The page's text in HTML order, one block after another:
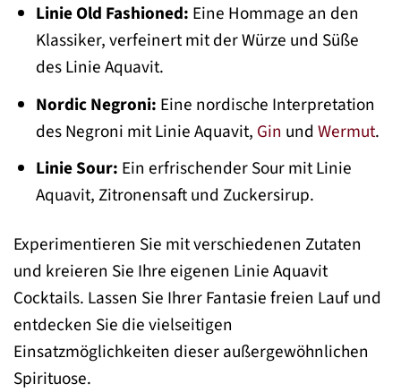
Linie Old Fashioned: Eine Hommage an den
Klassiker, verfeinert mit der Würze und Süße
des Linie Aquavit.
Nordic Negroni: Eine nordische Interpretation
des Negroni mit Linie Aquavit, Gin und Wermut.
Linie Sour: Ein erfrischender Sour mit Linie
Aquavit, Zitronensaft und Zuckersirup.
Experimentieren Sie mit verschiedenen Zutaten
und kreieren Sie Ihre eigenen Linie Aquavit
Cocktails. Lassen Sie Ihrer Fantasie freien Lauf und
entdecken Sie die vielseitigen
Einsatzmöglichkeiten dieser außergewöhnlichen
Spirituose.